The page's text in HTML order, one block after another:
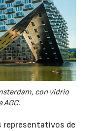
con vidrio
AGC.
representativos de